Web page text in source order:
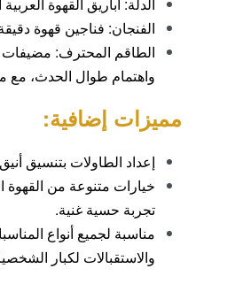
الفنجان: فناجين قهوة
الطاقم المحترف: مضيفات
واهتمام طوال الحدث،
مميزات إضافية:
إعداد الطاولات بتنسيق
خيارات متنوعة من القهوة
تجربة حسية غنية.
مناسبة لجميع أنواع
والاستقبالات لكبار